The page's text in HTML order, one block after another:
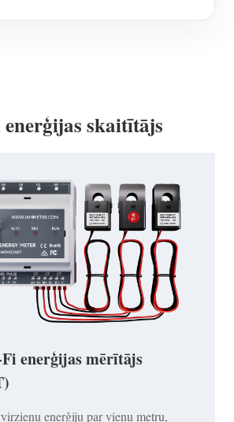
skaitītājs
enerģijas mērītājs
enerģiju par vienu metru,